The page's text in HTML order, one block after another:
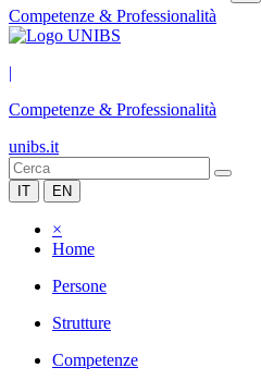
Competenze & Professionalità
|
Competenze & Professionalità
unibs.it
IT EN
×
Home
Persone
Strutture
Competenze